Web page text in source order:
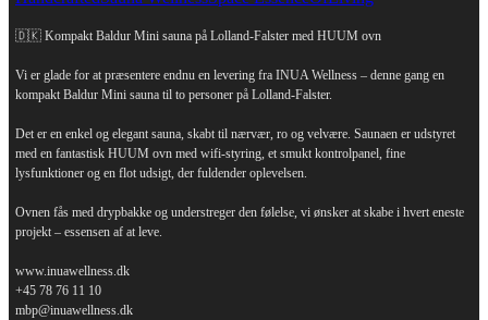
🇩🇰 Kompakt Baldur Mini sauna på Lolland-Falster med HUUM ovn
Vi er glade for at præsentere endnu en levering fra INUA Wellness – denne gang en
kompakt Baldur Mini sauna til to personer på Lolland-Falster.
Det er en enkel og elegant sauna, skabt til nærvær, ro og velvære. Saunaen er udstyret
med en fantastisk HUUM ovn med wifi-styring, et smukt kontrolpanel, fine
lysfunktioner og en flot udsigt, der fuldender oplevelsen.
Ovnen fås med drypbakke og understreger den følelse, vi ønsker at skabe i hvert eneste
projekt – essensen af at leve.
www.inuawellness.dk
+45 78 76 11 10
mbp@inuawellness.dk